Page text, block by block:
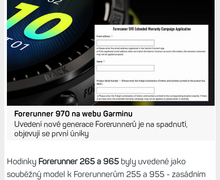
Forerunner 970 na webu Garminu
Uvedení nové generace Forerunnerů je na spadnutí,
objevují se první úniky
Hodinky Forerunner 265 a 965byly uvedené jako
souběžný model k Forerunnerům 255 a 955 - zasádním